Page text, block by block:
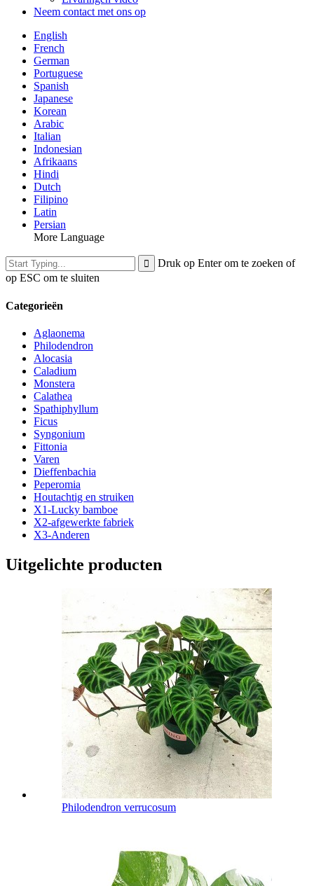
Neem contact met ons op
English
French
German
Portuguese
Spanish
Japanese
Korean
Arabic
Italian
Indonesian
Afrikaans
Hindi
Dutch
Filipino
Latin
Persian
More Language
Druk op Enter om te zoeken of
op ESC om te sluiten
Categorieën
Aglaonema
Philodendron
Alocasia
Caladium
Monstera
Calathea
Spathiphyllum
Ficus
Syngonium
Fittonia
Varen
Dieffenbachia
Peperomia
Houtachtig en struiken
X1-Lucky bamboe
X2-afgewerkte fabriek
X3-Anderen
Uitgelichte producten
Philodendron verrucosum